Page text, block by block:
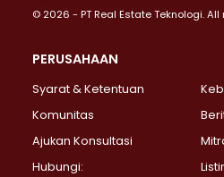
Properti Dijual di Jakarta
Properti Dijual di Lebak Bulus >
Properti Dijual di Gandaria
Properti Dijual di Pondok Labu >
© 2026 - PT Real Estate Teknologi.
PERUSAHAAN
Syarat & Ketentuan
Komunitas
Ajukan Konsultasi
Hubungi: